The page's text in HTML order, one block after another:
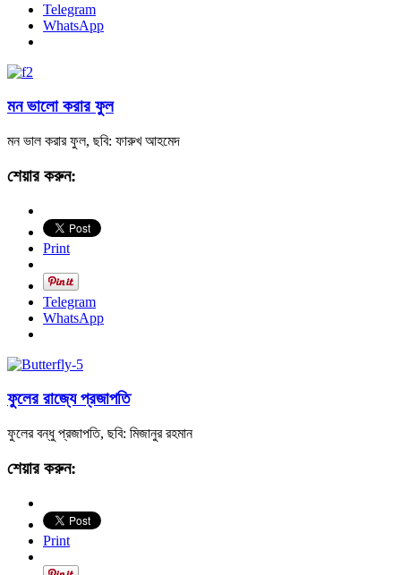
Telegram
WhatsApp
মন ভালো করার ফুল
মন ভাল করার ফুল, ছবি: ফারুখ আহমেদ
শেয়ার করুন:
Print
Telegram
WhatsApp
ফুলের রাজ্যে প্রজাপতি
ফুলের বন্ধু প্রজাপতি, ছবি: মিজানুর রহমান
শেয়ার করুন:
Print